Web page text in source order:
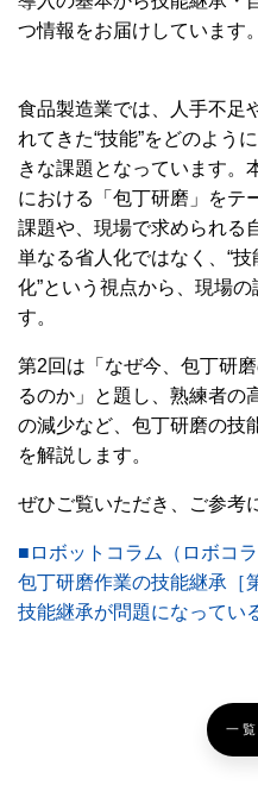
つ情報をお届けしています。
食品製造業では、人手不足
れてきた“技能”をどのよう
きな課題となっています。
における「包丁研磨」をテ
課題や、現場で求められる
単なる省人化ではなく、“
化”という視点から、現場
す。
第2回は「なぜ今、包丁研
るのか」と題し、熟練者の
の減少など、包丁研磨の技
を解説します。
ぜひご覧いただき、ご参考
■ロボットコラム（ロボコ
包丁研磨作業の技能継承［
技能継承が問題になってい
一